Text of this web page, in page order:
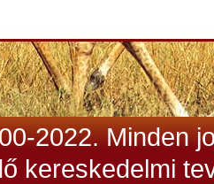
2022. Minden
kereskedelmi